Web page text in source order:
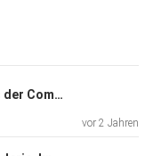
Lustige Jagdgeschichten aus der Community
vor 2 Jahren